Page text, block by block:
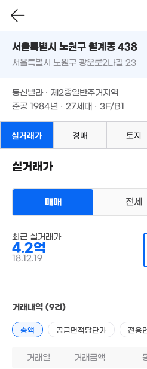
5.2억
0m²
1.95억
41m²
매매 5억
1.9억
2.64억
8억
필터 매물 탐색
서울시 노원구 월계동 438
준공 1984년 · 27세대 · 3F/B1
서울특별시 노원구 월계동 438
서울특별시 노원구 광운로2나길 23
동신빌라 · 제2종일반주거지역
준공 1984년 · 27세대 · 3F/B1
실거래가 경매 토지
실거래가
매매 전세
최근 실거래가
4.2억
18.12.19
거래내역 (9건)
총액 공급면적당단가 전용
거래일 거래금액